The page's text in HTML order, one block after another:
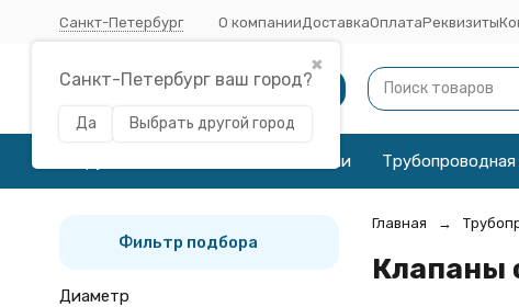
Санкт-Петербург
✖
Санкт-Петербург ваш город?
Да Выбрать другой город
О компании ДоставкаОплатаРеквизиты
Каталог
Соединительные детали
Главная
Клапаны
Фильтр подбора
Диаметр